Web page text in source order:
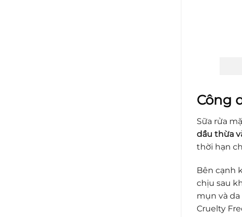
Công
Sữa rửa
dầu thừa
thời hạn
Bên cạnh
chịu sau
mụn và
Cruelty